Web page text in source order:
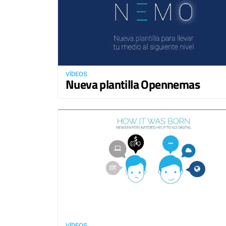
VÍDEOS
Nueva plantilla Opennemas